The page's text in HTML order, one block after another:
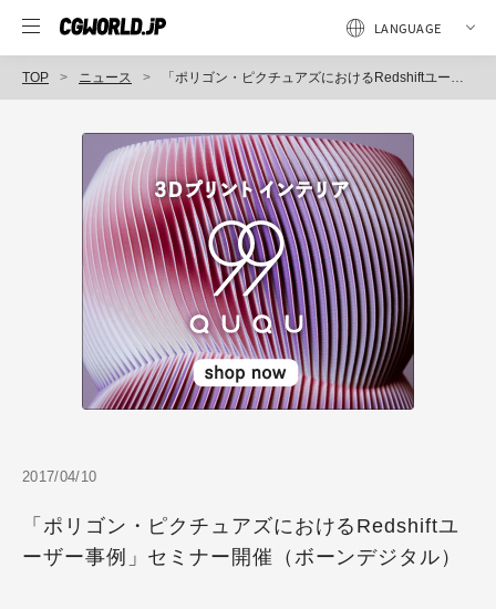
TOP ニュース 「ポリゴン・ピクチュアズにおけるRedshiftユーザー事例」セミナー開催（ボーンデジタル）
2017/04/10
「ポリゴン・ピクチュアズにおけるRedshiftユ
ーザー事例」セミナー開催（ボーンデジタル）